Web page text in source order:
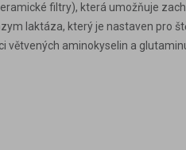
filtry), která umožňuje
laktáza, který je nastaven pro
aminokyselin a